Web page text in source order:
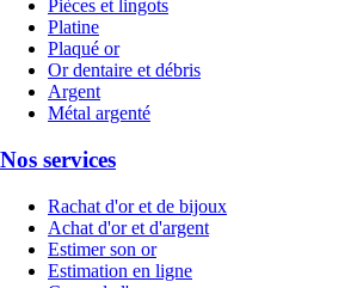
Pièces et lingots
Platine
Plaqué or
Or dentaire et débris
Argent
Métal argenté
Nos services
Rachat d'or et de bijoux
Achat d'or et d'argent
Estimer son or
Estimation en ligne